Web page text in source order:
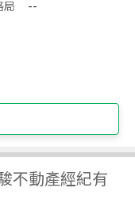
局
--
不動產經紀有